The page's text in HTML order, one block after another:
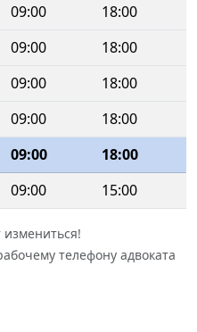
09:00
18:00
09:00
18:00
09:00
18:00
09:00
18:00
09:00
18:00
09:00 15:00
телефону адвоката